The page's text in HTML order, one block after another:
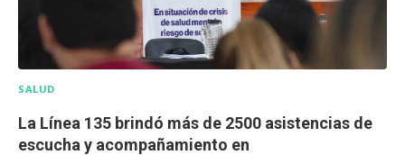
SALUD
La Línea 135 brindó más de 2500 asistencias de
escucha y acompañamiento en